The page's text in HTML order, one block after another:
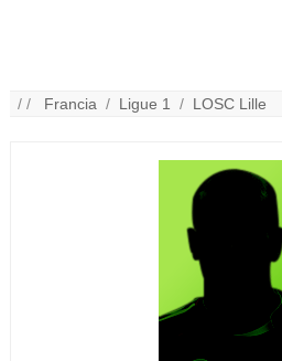
/ / Francia / Ligue 1 / LOSC Lille